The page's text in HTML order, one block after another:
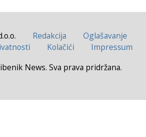
Redakcija
Oglašavanje
Kolačići
Impressum
News. Sva prava pridržana.